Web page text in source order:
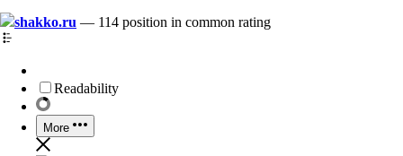
shakko.ru — 114 position in common rating
Readability
More